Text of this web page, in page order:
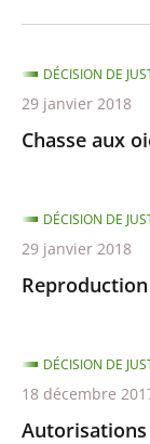
après
avant
Chasse aux
DÉCISION DE
29 janvier 2018
DÉCISION DE
29 janvier 2018
Autorisations
DÉCISION DE
18 décembre